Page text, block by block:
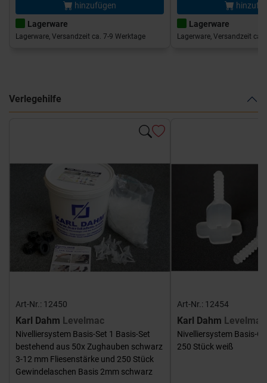
hinzufügen
Lagerware
Lagerware, Versandzeit ca. 7-9 Werktage
Lagerware
Lagerware, Versandzeit ca.
Verlegehilfe
Art-Nr.: 12450
Karl Dahm Levelmac
Nivelliersystem Basis-Set 1 Basis-Set
bestehend aus 50x Zughauben schwarz
3-12 mm Fliesenstärke und 250 Stück
Gewindelaschen Basis 2mm schwarz
Art-Nr.: 12454
Karl Dahm Levelmac
Nivelliersystem Basis-
250 Stück weiß